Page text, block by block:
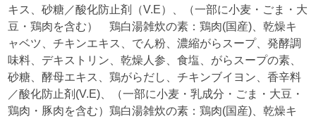
キス、砂糖／酸化防止剤（V.E）、（一部に小麦・ごま・大
豆・鶏肉を含む） 鶏白湯雑炊の素：鶏肉(国産)、乾燥キ
ャベツ、チキンエキス、でん粉、濃縮がらスープ、発酵調
味料、デキストリン、乾燥人参、食塩、がらスープの素、
砂糖、酵母エキス、鶏がらだし、チキンブイヨン、香辛料
／酸化防止剤(V.E)、（一部に小麦・乳成分・ごま・大豆・
鶏肉・豚肉を含む）鶏白湯雑炊の素：鶏肉(国産)、乾燥キ